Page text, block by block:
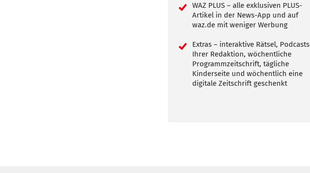
WAZ PLUS – alle exklusiven PLUS-
Artikel in der News-App und auf
waz.de mit weniger Werbung
Extras – interaktive Rätsel, Podcasts
Ihrer Redaktion, wöchentliche
Programmzeitschrift, tägliche
Kinderseite und wöchentlich eine
digitale Zeitschrift geschenkt